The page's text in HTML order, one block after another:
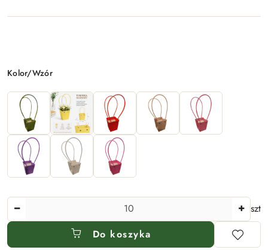
Wariant
Kolor/Wzór
Ilość
szt
Do koszyka